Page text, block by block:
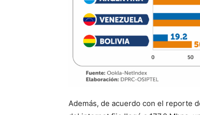
Además, de acuerdo con el reporte